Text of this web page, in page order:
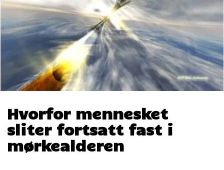
Hvorfor mennesket
sliter fortsatt fast i
mørkealderen